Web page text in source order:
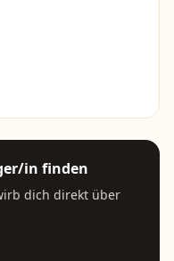
in finden
dich direkt über